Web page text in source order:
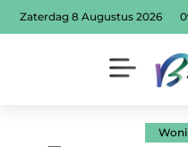
Zaterdag 8 Augustus 2026